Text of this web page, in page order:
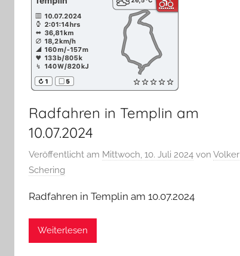
Radfahren in Templin am
10.07.2024
Veröffentlicht am Mittwoch, 10. Juli 2024 von Volker
Schering
Radfahren in Templin am 10.07.2024
Weiterlesen